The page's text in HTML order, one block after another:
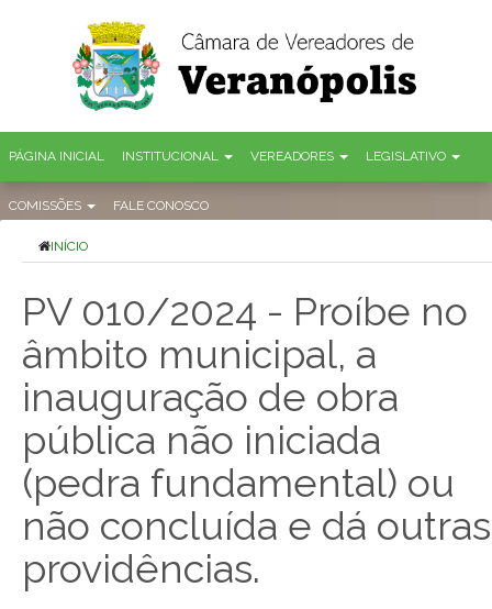
PÁGINA INICIAL INSTITUCIONAL VEREADORES LEGISLATIVO
COMISSÕES FALE CONOSCO
INÍCIO
PV 010/2024 - Proíbe no
âmbito municipal, a
inauguração de obra
pública não iniciada
(pedra fundamental) ou
não concluída e dá outras
providências.